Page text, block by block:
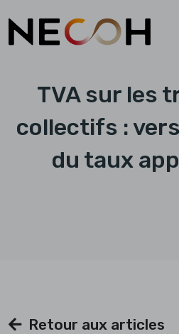
TVA sur les
collectifs :
du taux
Retour aux articles